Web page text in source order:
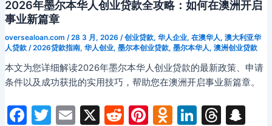
er
人
业
款
全
攻
略：
2026年墨尔本华人创业贷款全攻略：如何在澳洲开启
事业新篇章
oversealoan.com /28 3 月, 2026 /创业贷款, 华人企业, 在澳华人, 澳大利亚华
人贷款/2026贷款指南, 华人创业, 墨尔本创业贷款, 墨尔本华人, 澳洲创业贷款
本文为您详细解读2026年墨尔本华人创业贷款的最新政策、申请
条件以及成功获批的实用技巧，帮助您在澳洲开启事业新篇章。
F T E X R Pi O Li T S